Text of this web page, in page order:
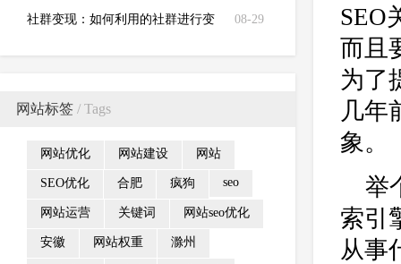
08-29
社群变现：如何利用的社群进行变
网站标签 / Tags
网站优化 网站建设 网站
SEO优化 合肥 疯狗 seo
网站运营 关键词 网站seo优化
安徽 网站权重 滁州
SEO
而且
为了
几年
象。
举
索引
从事